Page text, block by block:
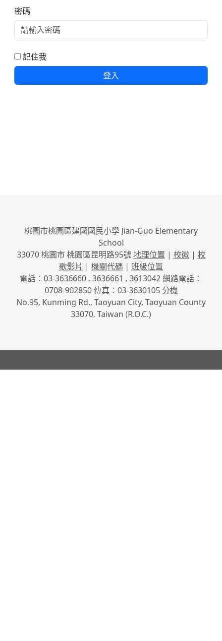
密碼
記住我
登入
桃園市桃園區建國國民小學 Jian-Guo Elementary
School
33070 桃園市 桃園區昆明路95號地理位置 | 校徽| 校
歌影片 | 機關代碼 | 班級位置
電話：03-3636660 , 3636661 , 3613042 網路電話：
0708-902850 傳真：03-3630105分機
No.95, Kunming Rd., Taoyuan City, Taoyuan County
33070, Taiwan (R.O.C.)